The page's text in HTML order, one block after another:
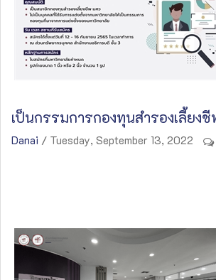
เป็นกรรมการกองทุนสำรองเลี้ยง
Danai / Tuesday, September 13, 2022